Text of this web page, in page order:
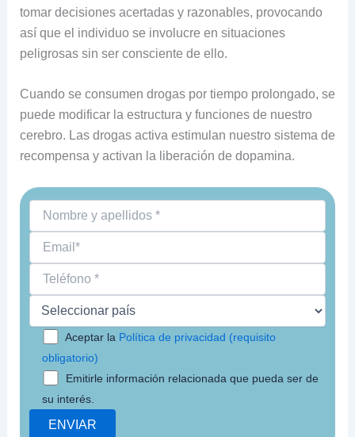
tomar decisiones acertadas y razonables, provocando
así que el individuo se involucre en situaciones
peligrosas sin ser consciente de ello.
Cuando se consumen drogas por tiempo prolongado, se
puede modificar la estructura y funciones de nuestro
cerebro. Las drogas activa estimulan nuestro sistema de
recompensa y activan la liberación de dopamina.
Aceptar la Política de privacidad (requisito
obligatorio)
Emitirle información relacionada que pueda ser de
su interés.